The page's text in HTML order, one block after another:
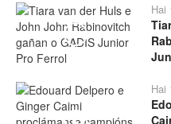
Play
Hai
Hai